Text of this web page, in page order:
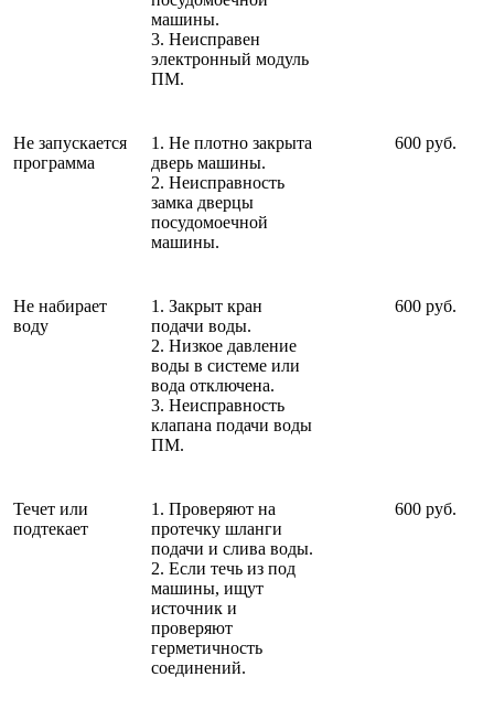
машины.
3. Неисправен
электронный модуль
ПМ.
Не запускается
программа
1. Не плотно закрыта
дверь машины.
2. Неисправность
замка дверцы
посудомоечной
машины.
600 руб.
Не набирает
воду
1. Закрыт кран
подачи воды.
2. Низкое давление
воды в системе или
вода отключена.
3. Неисправность
клапана подачи воды
ПМ.
600 руб.
Течет или
подтекает
1. Проверяют на
протечку шланги
подачи и слива воды.
2. Если течь из под
машины, ищут
источник и
проверяют
герметичность
соединений.
600 руб.